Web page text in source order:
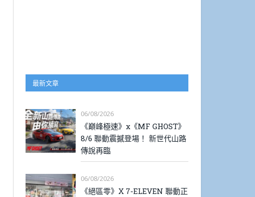
最新文章
06/08/2026
《巔峰極速》x《MF GHOST》
8/6 聯動震撼登場！ 新世代山路
傳說再臨
06/08/2026
《絕區零》X 7-ELEVEN 聯動正